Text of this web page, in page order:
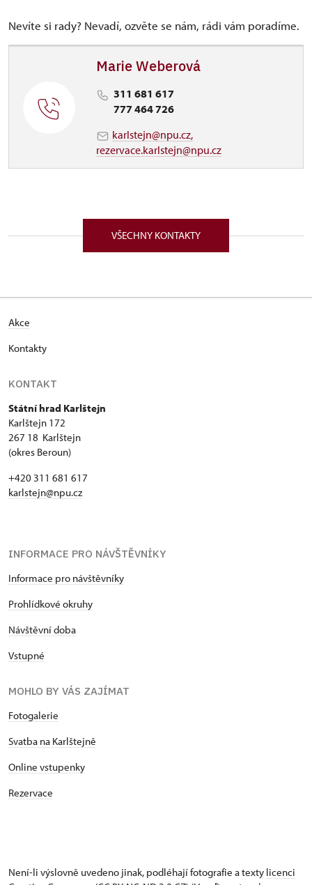
Nevíte si rady? Nevadí, ozvěte se nám, rádi vám poradíme.
Marie Weberová
311 681 617
777 464 726
karlstejn@npu.cz,
rezervace.karlstejn@npu.cz
VŠECHNY KONTAKTY
Akce
Kontakty
KONTAKT
Státní hrad Karlštejn
Karlštejn 172
267 18 Karlštejn
(okres Beroun)
+420 311 681 617
karlstejn@npu.cz
INFORMACE PRO NÁVŠTĚVNÍKY
Informace pro návštěvníky
Prohlídkové okruhy
Návštěvní doba
Vstupné
MOHLO BY VÁS ZAJÍMAT
Fotogalerie
Svatba na Karlštejně
Online vstupenky
Rezervace
Není-li výslovně uvedeno jinak, podléhají fotografie a texty licenci